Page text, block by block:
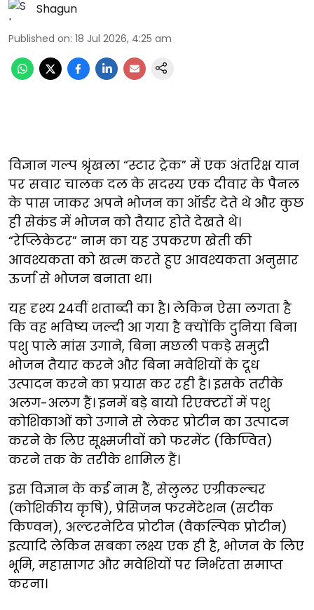
Shagun
Published on: 18 Jul 2026, 4:25 am
विज्ञान गल्प श्रृंखला “स्टार ट्रेक” में एक अंतरिक्ष यान
पर सवार चालक दल के सदस्य एक दीवार के पैनल
के पास जाकर अपने भोजन का ऑर्डर देते थे और कुछ
ही सेकंड में भोजन को तैयार होते देखते थे।
“रेप्लिकेटर” नाम का यह उपकरण खेती की
आवश्यकता को खत्म करते हुए आवश्यकता अनुसार
ऊर्जा से भोजन बनाता था।
यह दृश्य 24वीं शताब्दी का है। लेकिन ऐसा लगता है
कि वह भविष्य जल्दी आ गया है क्योंकि दुनिया बिना
पशु पाले मांस उगाने, बिना मछली पकड़े समुद्री
भोजन तैयार करने और बिना मवेशियों के दूध
उत्पादन करने का प्रयास कर रही है। इसके तरीके
अलग-अलग हैं। इनमें बड़े बायो रिएक्टरों में पशु
कोशिकाओं को उगाने से लेकर प्रोटीन का उत्पादन
करने के लिए सूक्ष्मजीवों को फरमेंट (किण्वित)
करने तक के तरीके शामिल हैं।
इस विज्ञान के कई नाम हैं, सेलुलर एग्रीकल्चर
(कोशिकीय कृषि), प्रेसिजन फरमेंटेशन (सटीक
किण्वन), अल्टरनेटिव प्रोटीन (वैकल्पिक प्रोटीन)
इत्यादि लेकिन सबका लक्ष्य एक ही है, भोजन के लिए
भूमि, महासागर और मवेशियों पर निर्भरता समाप्त
करना।